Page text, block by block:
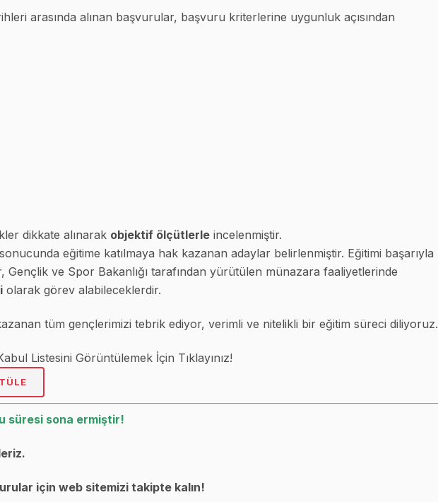
arasında alınan başvurular, başvuru kriterlerine uygunluk açısından
dikkate alınarak objektif ölçütlerle incelenmiştir.
eğitime katılmaya hak kazanan adaylar belirlenmiştir. Eğitimi başarıyla
Gençlik ve Spor Bakanlığı tarafından yürütülen münazara faaliyetlerinde
olarak görev alabileceklerdir.
tüm gençlerimizi tebrik ediyor, verimli ve nitelikli bir eğitim süreci diliyoruz.
Listesini Görüntülemek İçin Tıklayınız!
süresi sona ermiştir!
için web sitemizi takipte kalın!